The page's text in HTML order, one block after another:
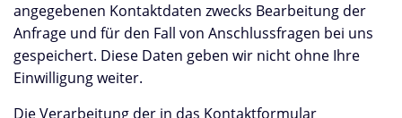
angegebenen Kontaktdaten zwecks Bearbeitung der
Anfrage und für den Fall von Anschlussfragen bei uns
gespeichert. Diese Daten geben wir nicht ohne Ihre
Einwilligung weiter.
Die Verarbeitung der in das Kontaktformular